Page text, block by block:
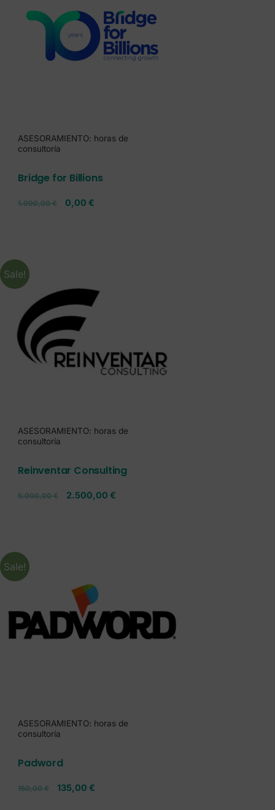
ASESORAMIENTO: horas de
consultoría
Bridge for Billions
1.000,00€ 0,00 €
Sale!
ASESORAMIENTO: horas de
consultoría
Reinventar Consulting
5.000,00€ 2.500,00 €
Sale!
ASESORAMIENTO: horas de
consultoría
Padword
150,00€ 135,00 €